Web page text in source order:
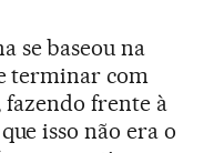
se baseou na
terminar com
fazendo frente à
isso não era o